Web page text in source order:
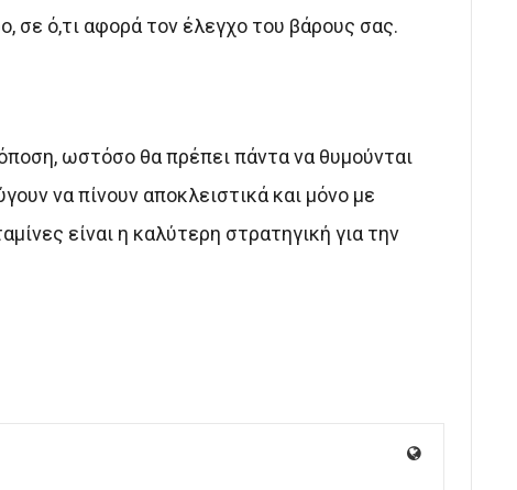
σε ό,τι αφορά τον έλεγχο του βάρους σας.
ωστόσο θα πρέπει πάντα να θυμούνται
να πίνουν αποκλειστικά και μόνο με
είναι η καλύτερη στρατηγική για την